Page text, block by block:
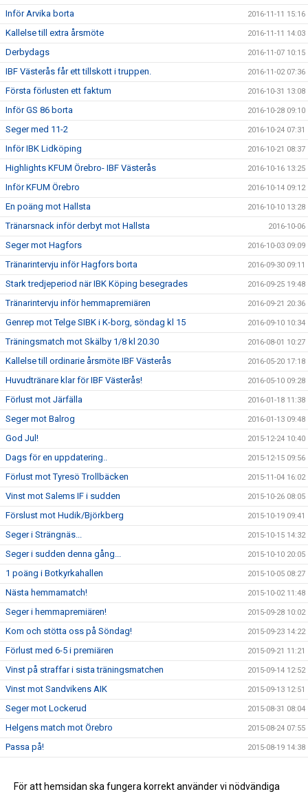
Inför Arvika borta 2016-11-11 15:16
Kallelse till extra årsmöte 2016-11-11 14:03
Derbydags 2016-11-07 10:15
IBF Västerås får ett tillskott i truppen. 2016-11-02 07:36
Första förlusten ett faktum 2016-10-31 13:08
Inför GS 86 borta 2016-10-28 09:10
Seger med 11-2 2016-10-24 07:31
Inför IBK Lidköping 2016-10-21 08:37
Highlights KFUM Örebro- IBF Västerås 2016-10-16 13:25
Inför KFUM Örebro 2016-10-14 09:12
En poäng mot Hallsta 2016-10-10 13:28
Tränarsnack inför derbyt mot Hallsta 2016-10-06
Seger mot Hagfors 2016-10-03 09:09
Tränarintervju inför Hagfors borta 2016-09-30 09:11
Stark tredjeperiod när IBK Köping besegrades 2016-09-25 19:48
Tränarintervju inför hemmapremiären 2016-09-21 20:36
Genrep mot Telge SIBK i K-borg, söndag kl 15 2016-09-10 10:34
Träningsmatch mot Skälby 1/8 kl 20.30 2016-08-01 10:27
Kallelse till ordinarie årsmöte IBF Västerås 2016-05-20 17:18
Huvudtränare klar för IBF Västerås! 2016-05-10 09:28
Förlust mot Järfälla 2016-01-18 11:38
Seger mot Balrog 2016-01-13 09:48
God Jul! 2015-12-24 10:40
Dags för en uppdatering.. 2015-12-15 09:56
Förlust mot Tyresö Trollbäcken 2015-11-04 16:02
Vinst mot Salems IF i sudden 2015-10-26 08:05
Förslust mot Hudik/Björkberg 2015-10-19 09:41
Seger i Strängnäs... 2015-10-15 14:32
Seger i sudden denna gång... 2015-10-10 20:05
1 poäng i Botkyrkahallen 2015-10-05 08:27
Nästa hemmamatch! 2015-10-02 11:48
Seger i hemmapremiären! 2015-09-28 10:02
Kom och stötta oss på Söndag! 2015-09-23 14:22
Förlust med 6-5 i premiären 2015-09-21 11:21
Vinst på straffar i sista träningsmatchen 2015-09-14 12:52
Vinst mot Sandvikens AIK 2015-09-13 12:51
Seger mot Lockerud 2015-08-31 08:04
Helgens match mot Örebro 2015-08-24 07:55
Passa på! 2015-08-19 14:38
IBF Västerås spelade oavgjort 2015-08-18 13:41
För att hemsidan ska fungera korrekt använder vi nödvändiga